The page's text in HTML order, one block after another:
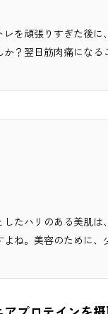
を頑張りすぎた後に
？翌日筋肉痛になる
したハリのある美肌は
よね。美容のために、